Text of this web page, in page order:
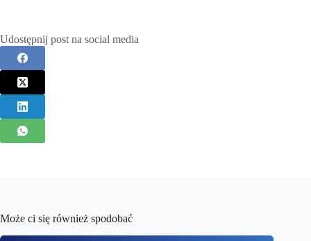
Udostępnij post na social media
Może ci się również spodobać